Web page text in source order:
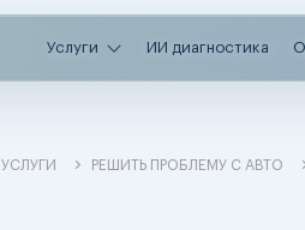
Услуги ИИ диагностика
УСЛУГИ РЕШИТЬ ПРОБЛЕМУ С АВТО